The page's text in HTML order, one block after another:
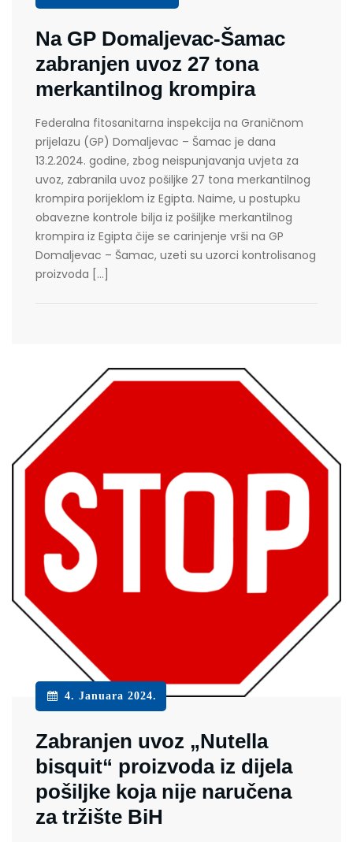
Na GP Domaljevac-Šamac
zabranjen uvoz 27 tona
merkantilnog krompira
Federalna fitosanitarna inspekcija na Graničnom
prijelazu (GP) Domaljevac – Šamac je dana
13.2.2024. godine, zbog neispunjavanja uvjeta za
uvoz, zabranila uvoz pošiljke 27 tona merkantilnog
krompira porijeklom iz Egipta. Naime, u postupku
obavezne kontrole bilja iz pošiljke merkantilnog
krompira iz Egipta čije se carinjenje vrši na GP
Domaljevac – Šamac, uzeti su uzorci kontrolisanog
proizvoda […]
4. Januara 2024.
Zabranjen uvoz „Nutella
bisquit“ proizvoda iz dijela
pošiljke koja nije naručena
za tržište BiH